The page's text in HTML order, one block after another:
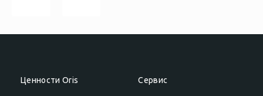
Ценности Oris Сервис